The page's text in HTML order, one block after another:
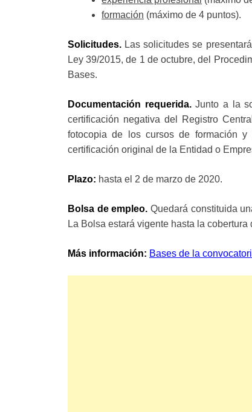
formación (máximo de 4 puntos).
Solicitudes. Las solicitudes se
Ley 39/2015, de 1 de octubre, del
Bases.
Documentación requerida.Junto a la
certificación negativa del Registro
fotocopia de los cursos de formación y
certificación original de la Entidad o
Plazo: hasta el 2 de marzo de 2020.
Bolsa de empleo. Quedará constituida
La Bolsa estará vigente hasta la
Más información: Bases de la